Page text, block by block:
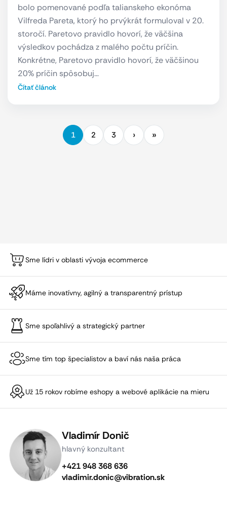
bolo pomenované podľa talianskeho ekonóma
Vilfreda Pareta, ktorý ho prvýkrát formuloval v 20.
storočí. Paretovo pravidlo hovorí, že väčšina
výsledkov pochádza z malého počtu príčin.
Konkrétne, Paretovo pravidlo hovorí, že väčšinou
20% príčin spôsobuj…
Čítať článok
1 2 3
Sme lídri v oblasti vývoja ecommerce
Máme inovatívny, agilný a transparentný prístup
Sme spoľahlivý a strategický partner
Sme tím top špecialistov a baví nás naša práca
Už 15 rokov robíme eshopy a webové aplikácie na mieru
Vladimír Donič
hlavný konzultant
+421 948 368 636
vladimir.donic@vibration.sk